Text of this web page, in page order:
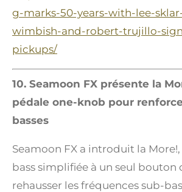
g-marks-50-years-with-lee-
wimbish-and-robert-trujillo-
pickups/
10. Seamoon FX présente la
pédale one-knob pour
basses
Seamoon FX a introduit la
bass simplifiée à un seul bouton
rehausser les fréquences sub-